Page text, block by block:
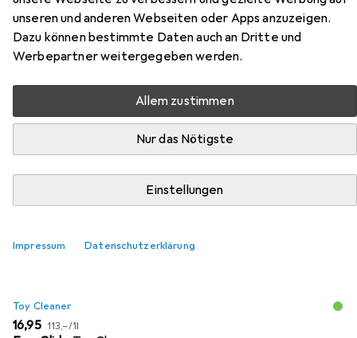
unseren und anderen Webseiten oder Apps anzuzeigen.
Dazu können bestimmte Daten auch an Dritte und
Werbepartner weitergegeben werden.
Allem zustimmen
Nur das Nötigste
Einstellungen
Impressum Datenschutzerklärung
Zubehör für Svakom Connexion
Hier findest du passendes Zubehör zum Produkt Svakom
Connexion aus den Kategorien Toy Cleaner und
Beliebt Toy Cleaner Gleitmittel
Relevanz
Toy Cleaner
EUR
16,95 EUR
113,–/1l